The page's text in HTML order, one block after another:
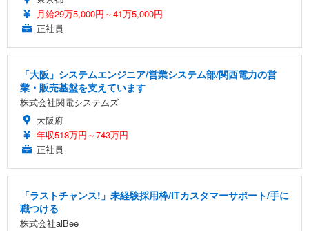
月給29万5,000円～41万5,000円
正社員
「大阪」システムエンジニア/営業システム部/関西電力の営
業・販売基盤を支えています
株式会社関電システムズ
大阪府
年収518万円～743万円
正社員
「ラストチャンス!」未経験採用枠/ITカスタマーサポート/手に
職つける
株式会社alBee